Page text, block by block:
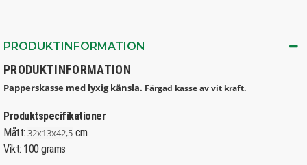
PRODUKTINFORMATION
PRODUKTINFORMATION
Papperskasse med lyxig känsla. Färgad kasse av vit kraft.
Produktspecifikationer
Mått:32x13x42,5 cm
Vikt: 100 grams